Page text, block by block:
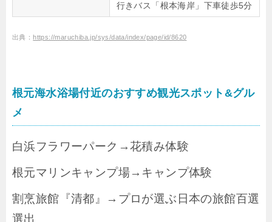
行きバス「根本海岸」下車徒歩5分
出典： https://maruchiba.jp/sys/data/index/page/id/8620
根元海水浴場付近のおすすめ観光スポット&グル
メ
白浜フラワーパーク→花積み体験
根元マリンキャンプ場→キャンプ体験
割烹旅館『清都』→プロが選ぶ日本の旅館百選
選出